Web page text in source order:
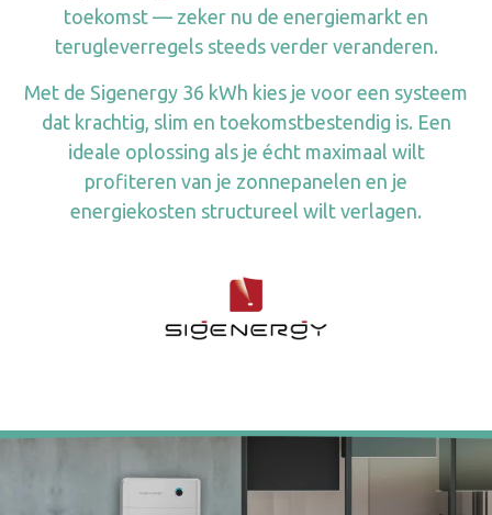
toekomst — zeker nu de energiemarkt en
terugleverregels steeds verder veranderen.
Met de Sigenergy 36 kWh kies je voor een systeem
dat krachtig, slim en toekomstbestendig is. Een
ideale oplossing als je écht maximaal wilt
profiteren van je zonnepanelen en je
energiekosten structureel wilt verlagen.